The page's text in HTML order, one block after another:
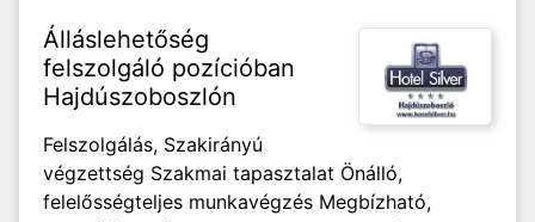
Álláslehetőség
felszolgáló pozícióban
Hajdúszoboszlón
Felszolgálás, Szakirányú
végzettség Szakmai tapasztalat Önálló,
felelősségteljes munkavégzés Megbízható,